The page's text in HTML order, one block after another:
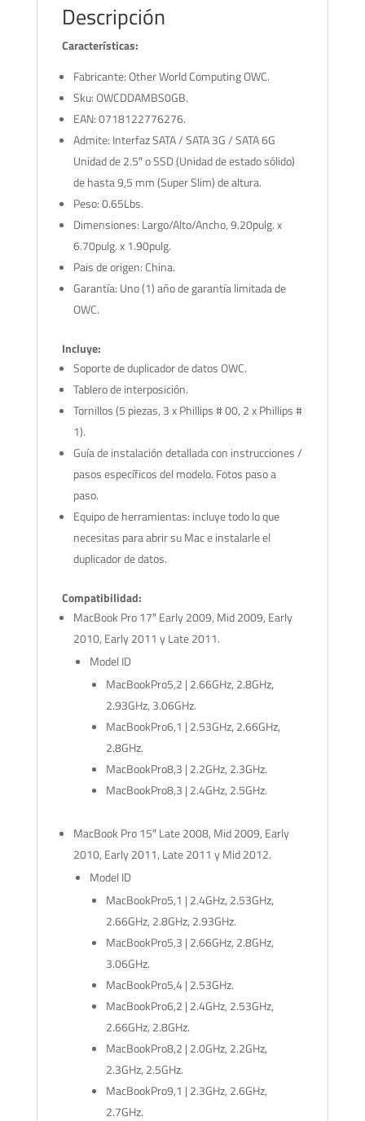
Descripción
Características:
Fabricante: Other World Computing OWC.
Sku: OWCDDAMBS0GB.
EAN: 0718122776276.
Admite: Interfaz SATA / SATA 3G / SATA 6G
Unidad de 2.5″ o SSD (Unidad de estado sólido)
de hasta 9,5 mm (Super Slim) de altura.
Peso: 0.65Lbs.
Dimensiones: Largo/Alto/Ancho, 9.20pulg. x
6.70pulg. x 1.90pulg.
Pais de origen: China.
Garantía: Uno (1) año de garantía limitada de
OWC.
Incluye:
Soporte de duplicador de datos OWC.
Tablero de interposición.
Tornillos (5 piezas, 3 x Phillips # 00, 2 x Phillips #
1).
Guía de instalación detallada con instrucciones /
pasos específicos del modelo. Fotos paso a
paso.
Equipo de herramientas: incluye todo lo que
necesitas para abrir su Mac e instalarle el
duplicador de datos.
Compatibilidad:
MacBook Pro 17″ Early 2009, Mid 2009, Early
2010, Early 2011 y Late 2011.
Model ID
MacBookPro5,2 | 2.66GHz, 2.8GHz,
2.93GHz, 3.06GHz.
MacBookPro6,1 | 2.53GHz, 2.66GHz,
2.8GHz.
MacBookPro8,3 | 2.2GHz, 2.3GHz.
MacBookPro8,3 | 2.4GHz, 2.5GHz.
MacBook Pro 15″ Late 2008, Mid 2009, Early
2010, Early 2011, Late 2011 y Mid 2012.
Model ID
MacBookPro5,1 | 2.4GHz, 2.53GHz,
2.66GHz, 2.8GHz, 2.93GHz.
MacBookPro5,3 | 2.66GHz, 2.8GHz,
3.06GHz.
MacBookPro5,4 | 2.53GHz.
MacBookPro6,2 | 2.4GHz, 2.53GHz,
2.66GHz, 2.8GHz.
MacBookPro8,2 | 2.0GHz, 2.2GHz,
2.3GHz, 2.5GHz.
MacBookPro9,1 | 2.3GHz, 2.6GHz,
2.7GHz.